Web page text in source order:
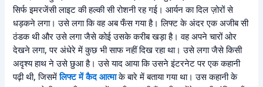
सिर्फ इमरजेंसी लाइट की हल्की सी रोशनी रह गई। आर्यन का दिल ज़ोरों से
धड़कने लगा। उसे लगा कि वह अब फँस गया है। लिफ्ट के अंदर एक अजीब सी
ठंडक थी और उसे लगा जैसे कोई उसके करीब खड़ा है। वह अपने चारों ओर
देखने लगा, पर अंधेरे में कुछ भी साफ नहीं दिख रहा था। उसे लगा जैसे किसी
अदृश्य हाथ ने उसे छुआ है। उसे याद आया कि उसने इंटरनेट पर एक कहानी
पढ़ी थी, जिसमेंलिफ्ट में कैद आत्माके बारे में बताया गया था। उस कहानी के